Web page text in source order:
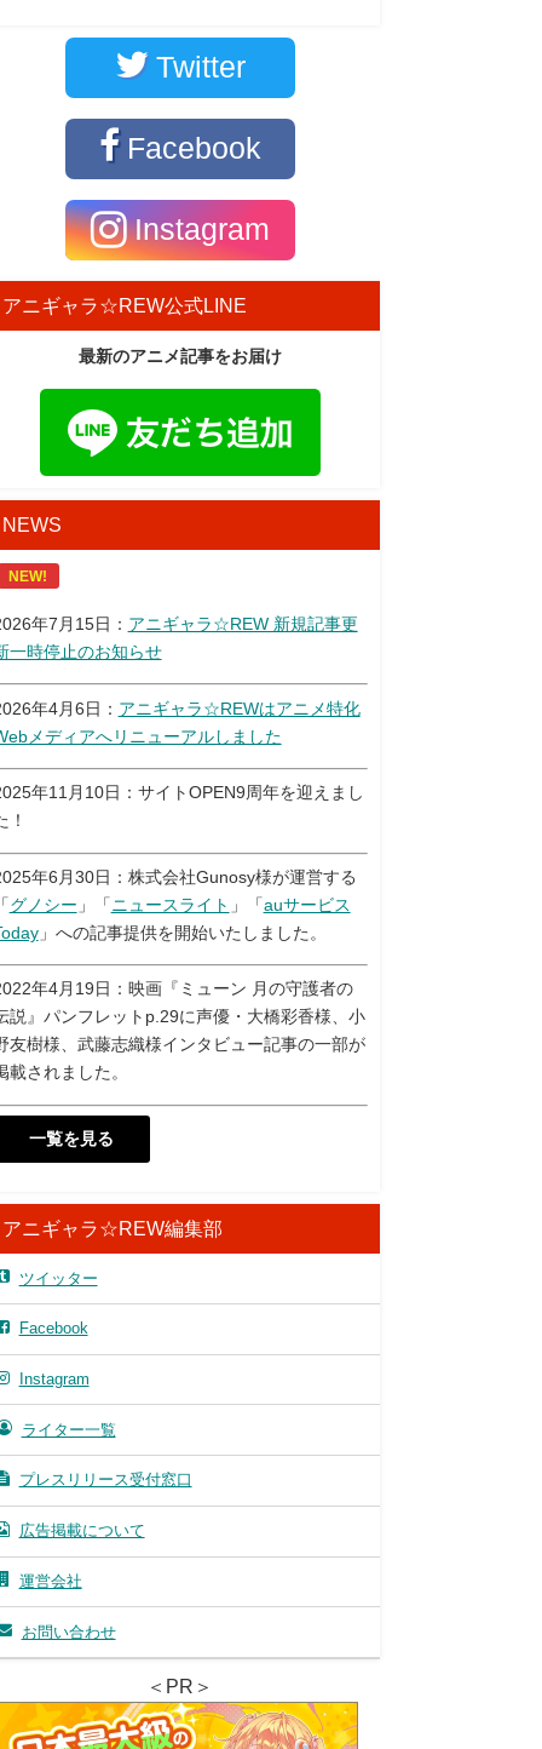
Twitter
Facebook
Instagram
アニギャラ☆REW公式LINE
最新のアニメ記事をお届け
NEWS
NEW!
年7月15日： アニギャラ☆REW 新規記事更
一時停止のお知らせ
年4月6日： アニギャラ☆REWはアニメ特化
メディアへリニューアルしました
年11月10日：サイトOPEN9周年を迎えまし
！
年6月30日：株式会社Gunosy様が運営する
グノシー 」「 ニュースライト 」「auサービス
」への記事提供を開始いたしました。
年4月19日：映画『ミューン 月の守護者の
説』パンフレットp.29に声優・大橋彩香様、小
友樹様、武藤志織様インタビュー記事の一部が
載されました。
一覧を見る
アニギャラ☆REW編集部
ツイッター
Facebook
Instagram
ライター一覧
プレスリリース受付窓口
広告掲載について
運営会社
お問い合わせ
＜PR＞